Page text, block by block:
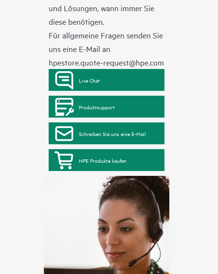
und Lösungen, wann immer Sie
diese benötigen.
Für allgemeine Fragen senden Sie
uns eine E-Mail an
hpestore.quote-request@hpe.com
Live Chat
Produktsupport
Schreiben Sie uns eine E-Mail
HPE Produkte kaufen